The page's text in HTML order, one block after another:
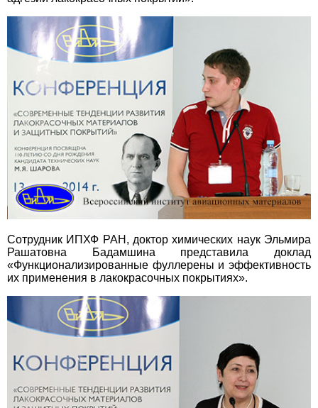
Сотрудник ИПХФ РАН, доктор химических наук Эльмира
Рашатовна Бадамшина представила доклад
«Функционализированные фуллерены и эффективность
их применения в лакокрасочных покрытиях».